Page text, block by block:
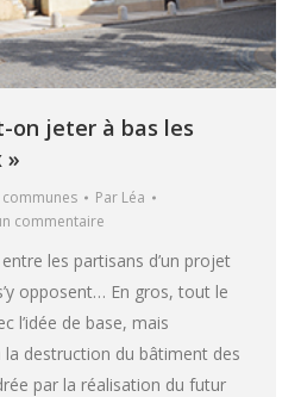
t-on jeter à bas les
»
Par Léa
commentaire
les partisans d’un projet
opposent… En gros, tout le
l’idée de base, mais
la destruction du bâtiment des
par la réalisation du futur